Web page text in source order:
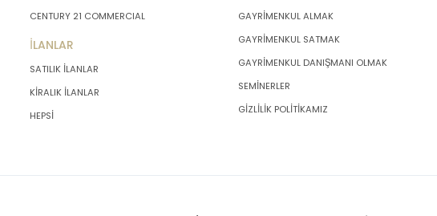
CENTURY 21 COMMERCIAL
İLANLAR
SATILIK İLANLAR
KİRALIK İLANLAR
HEPSİ
GAYRİMENKUL ALMAK
GAYRİMENKUL SATMAK
GAYRİMENKUL DANIŞMANI OLMAK
SEMİNERLER
GİZLİLİK POLİTİKAMIZ